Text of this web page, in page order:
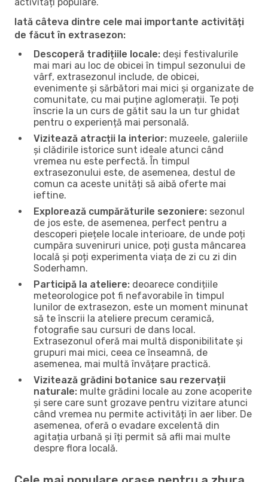
Iată câteva dintre cele mai importante activități
de făcut în extrasezon:
Descoperă tradițiile locale: deși festivalurile
mai mari au loc de obicei în timpul sezonului de
vârf, extrasezonul include, de obicei,
evenimente și sărbători mai mici și organizate de
comunitate, cu mai puține aglomerații. Te poți
înscrie la un curs de gătit sau la un tur ghidat
pentru o experiență mai personală.
Vizitează atracții la interior: muzeele, galeriile
și clădirile istorice sunt ideale atunci când
vremea nu este perfectă. În timpul
extrasezonului este, de asemenea, destul de
comun ca aceste unități să aibă oferte mai
ieftine.
Explorează cumpărăturile sezoniere: sezonul
de jos este, de asemenea, perfect pentru a
descoperi piețele locale interioare, de unde poți
cumpăra suveniruri unice, poți gusta mâncarea
locală și poți experimenta viața de zi cu zi din
Soderhamn.
Participă la ateliere: deoarece condițiile
meteorologice pot fi nefavorabile în timpul
lunilor de extrasezon, este un moment minunat
să te înscrii la ateliere precum ceramică,
fotografie sau cursuri de dans local.
Extrasezonul oferă mai multă disponibilitate și
grupuri mai mici, ceea ce înseamnă, de
asemenea, mai multă învățare practică.
Vizitează grădini botanice sau rezervații
naturale: multe grădini locale au zone acoperite
și sere care sunt grozave pentru vizitare atunci
când vremea nu permite activități în aer liber. De
asemenea, oferă o evadare excelentă din
agitația urbană și îți permit să afli mai multe
despre flora locală.